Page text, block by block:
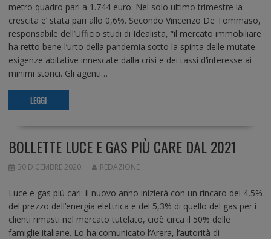
metro quadro pari a 1.744 euro. Nel solo ultimo trimestre la
crescita e’ stata pari allo 0,6%. Secondo Vincenzo De Tommaso,
responsabile dell’Ufficio studi di Idealista, “il mercato immobiliare
ha retto bene l’urto della pandemia sotto la spinta delle mutate
esigenze abitative innescate dalla crisi e dei tassi d’interesse ai
minimi storici. Gli agenti…
LEGGI
BOLLETTE LUCE E GAS PIÙ CARE DAL 2021
30 DICEMBRE 2020 REDAZIONE
Luce e gas più cari: il nuovo anno inizierà con un rincaro del 4,5%
del prezzo dell’energia elettrica e del 5,3% di quello del gas per i
clienti rimasti nel mercato tutelato, cioè circa il 50% delle
famiglie italiane. Lo ha comunicato l’Arera, l’autorità di